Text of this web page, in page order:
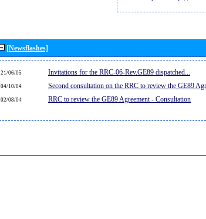
[Newsflashes]
21/06/05 Invitations for the RRC-06-Rev.GE89 dispatched...
04/10/04 Second consultation on the RRC to review the GE89
02/08/04 RRC to review the GE89 Agreement - Consultation